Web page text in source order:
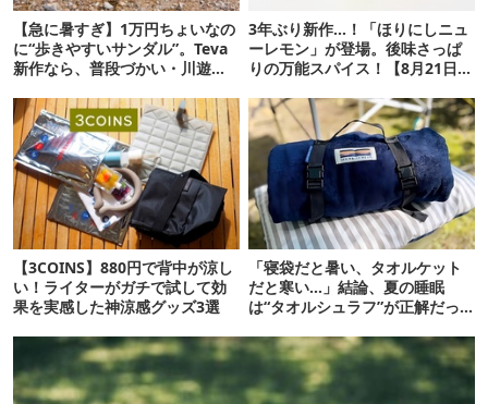
【急に暑すぎ】1万円ちょいなの
に“歩きやすいサンダル”。Teva
新作なら、普段づかい・川遊
3年ぶり新作…！「ほりにしニュ
ーレモン」が登場。後味さっぱ
りの万能スパイス！【8月21日発
【3COINS】880円で背中が涼し
い！ライターがガチで試して効
果を実感した神涼感グッズ3選
「寝袋だと暑い、タオルケット
だと寒い…」結論、夏の睡眠
は“タオルシュラフ”が正解だっ